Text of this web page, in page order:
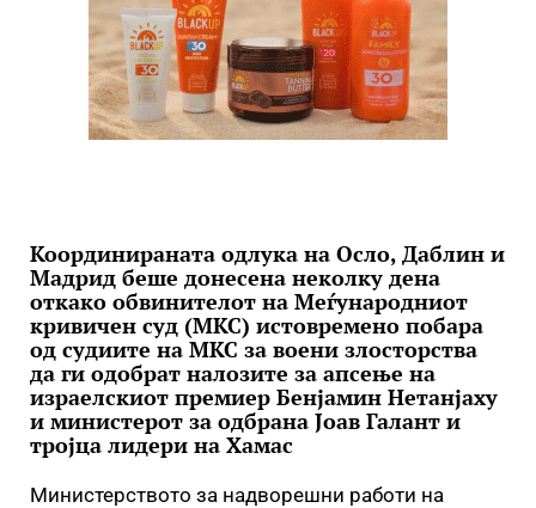
Координираната одлука на Осло, Даблин и
Мадрид беше донесена неколку дена
откако обвинителот на Меѓународниот
кривичен суд (МКС) истовремено побара
од судиите на МКС за воени злосторства
да ги одобрат налозите за апсење на
израелскиот премиер Бенјамин Нетанјаху
и министерот за одбрана Јоав Галант и
тројца лидери на Хамас
Министерството за надворешни работи на